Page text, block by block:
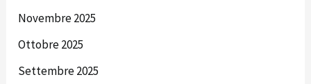
Novembre 2025
Ottobre 2025
Settembre 2025